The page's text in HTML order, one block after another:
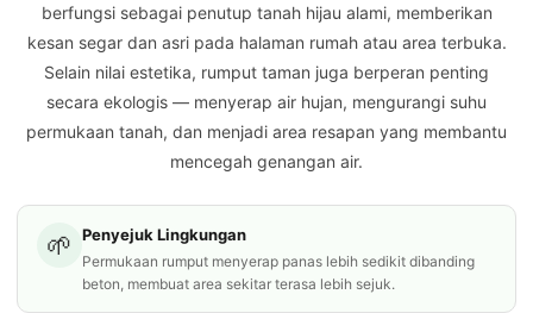
berfungsi sebagai penutup tanah hijau alami, memberikan
kesan segar dan asri pada halaman rumah atau area terbuka.
Selain nilai estetika, rumput taman juga berperan penting
secara ekologis — menyerap air hujan, mengurangi suhu
permukaan tanah, dan menjadi area resapan yang membantu
mencegah genangan air.
🌱 Penyejuk Lingkungan
Permukaan rumput menyerap panas lebih sedikit dibanding
beton, membuat area sekitar terasa lebih sejuk.